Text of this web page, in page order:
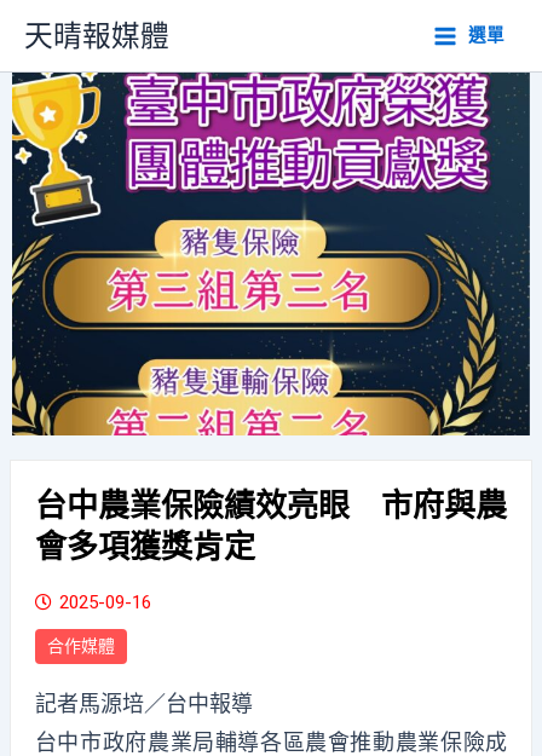
主
要
內
容
天晴報媒體 選單
台中農業保險績效亮眼 市府與農
會多項獲獎肯定
2025-09-16
合作媒體
記者馬源培／台中報導
台中市政府農業局輔導各區農會推動農業保險成